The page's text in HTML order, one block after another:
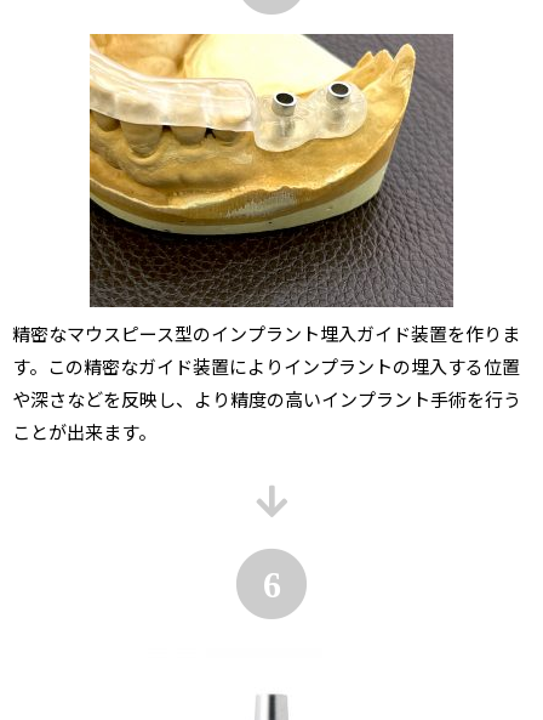
精密なマウスピース型のインプラント埋入ガイド装置を作りま
す。この精密なガイド装置によりインプラントの埋入する位置
や深さなどを反映し、より精度の高いインプラント手術を行う
ことが出来ます。
6